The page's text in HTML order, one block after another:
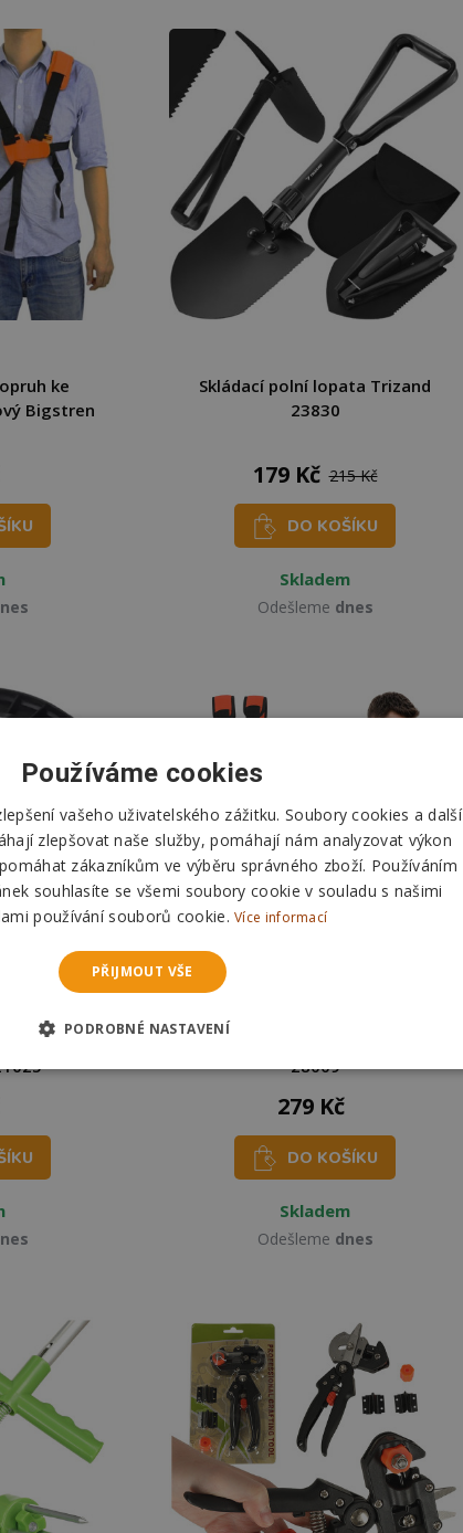
ke
Bigstren
Skládací polní lopata Trizand
23830
179 Kč 215 Kč
DO KOŠÍKU
Skladem
Odešleme dnes
3mm 100
28009
279 Kč
DO KOŠÍKU
Skladem
Odešleme dnes
Používáme cookies
vašeho uživatelského zážitku. Soubory cookies a další
zlepšovat naše služby, pomáhají nám analyzovat výkon
zákazníkům ve výběru správného zboží. Používáním
souhlasíte se všemi soubory cookie v souladu s našimi
používání souborů cookie.Více informací
PŘIJMOUT VŠE
PODROBNÉ NASTAVENÍ